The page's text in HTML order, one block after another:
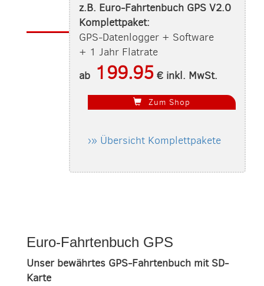
z.B. Euro-Fahrtenbuch GPS V2.0
Komplettpaket:
GPS-Datenlogger + Software
+ 1 Jahr Flatrate
ab 199.95 € inkl. MwSt.
Zum Shop
›» Übersicht Komplettpakete
Euro-Fahrtenbuch GPS
Unser bewährtes GPS-Fahrtenbuch mit SD-
Karte